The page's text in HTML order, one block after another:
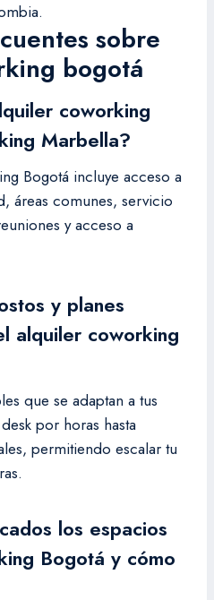
sobre
bogotá
coworking
Marbella?
Bogotá incluye acceso a
áreas comunes, servicio
y acceso a
y planes
alquiler coworking
que se adaptan a tus
por horas hasta
permitiendo escalar tu
los espacios
Bogotá y cómo